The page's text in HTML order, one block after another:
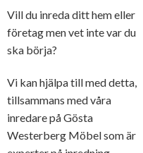
Vill du inreda ditt hem eller
företag men vet inte var du
ska börja?
Vi kan hjälpa till med detta,
tillsammans med våra
inredare på Gösta
Westerberg Möbel som är